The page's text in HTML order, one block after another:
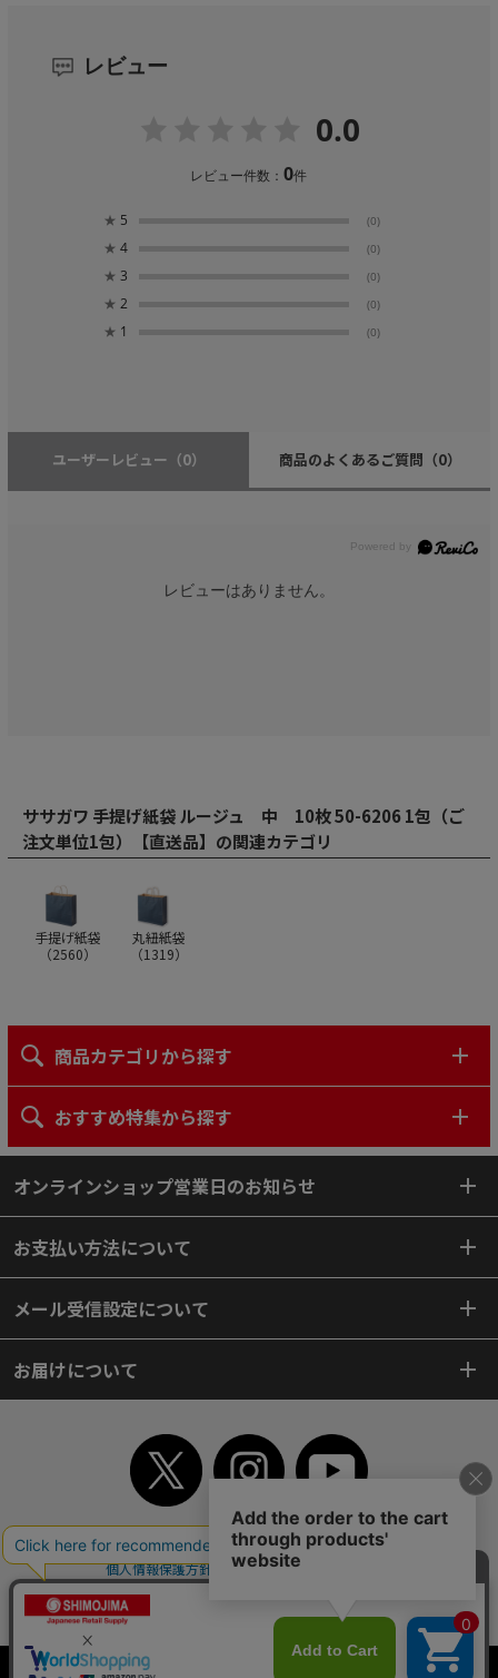
レビュー
0.0
レビュー件数：0件
★ 5 (0)
★ 4 (0)
★ 3 (0)
★ 2 (0)
★ 1 (0)
ユーザーレビュー （0） 商品のよくあるご質問 （0）
レビューはありません。
ササガワ 手提げ紙袋 ルージュ 中 10枚 50-6206 1包（ご
注文単位1包）【直送品】の関連カテゴリ
手提げ紙袋
（2560）
丸紐紙袋
（1319）
商品カテゴリから探す
おすすめ特集から探す
オンラインショップ営業日のお知らせ
お支払い方法について
メール受信設定について
お届けについて
TOP 初めてご利用のお客様へ ご利用案内
ご利用規約
個人情報保護方針
特定商取引法
よくあるご質問
サイトマップ
WEBカタログ 英語版TOP
Copyright© 2018 SHIMOJIMA Co.,Ltd. All Rights Reserved.